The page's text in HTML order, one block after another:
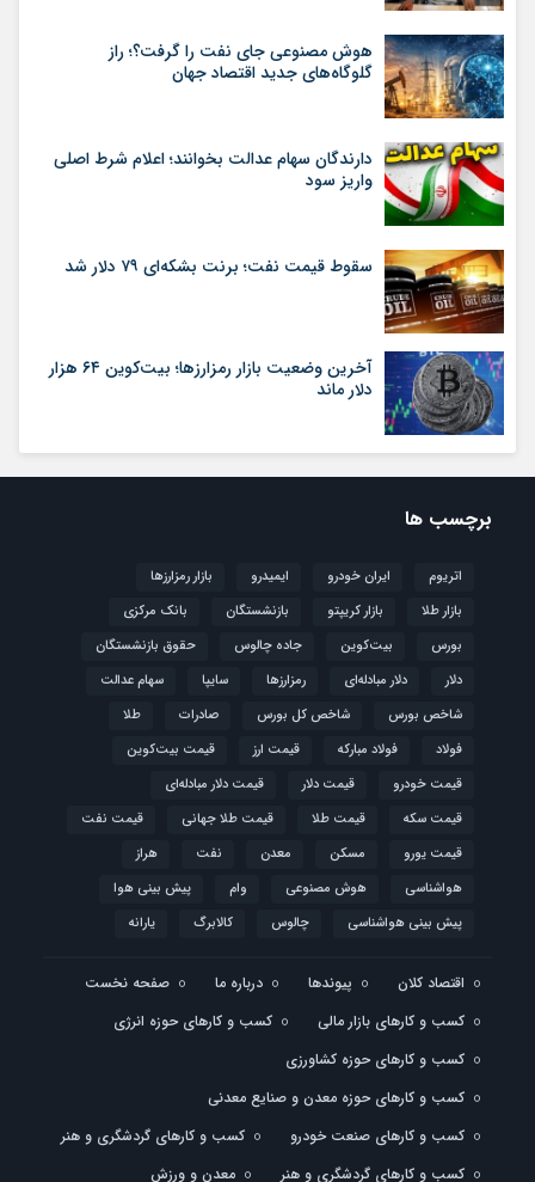
هوش مصنوعی جای نفت را گرفت؟؛ راز
گلوگاه‌های جدید اقتصاد جهان
دارندگان سهام عدالت بخوانند؛ اعلام شرط اصلی
واریز سود
سقوط قیمت نفت؛ برنت بشکه‌ای ۷۹ دلار شد
آخرین وضعیت بازار رمزارزها؛ بیت‌کوین ۶۴ هزار
دلار ماند
برچسب ها
اتریوم ایران خودرو ایمیدرو
بازار رمزارزها
بازار طلا
بازار کریپتو بازنشستگان
بانک مرکزی
بورس
بیت‌کوین جاده چالوس
حقوق بازنشستگان
دلار
دلار مبادله‌ای رمزارزها سایپا
سهام عدالت
شاخص بورس
شاخص کل بورس صادرات
طلا
فولاد
فولاد مبارکه قیمت ارز
قیمت بیت‌کوین
قیمت خودرو
قیمت دلار
قیمت دلار مبادله‌ای
قیمت سکه
قیمت طلا قیمت طلا جهانی
قیمت نفت
قیمت یورو
مسکن معدن نفت
هراز
هواشناسی
هوش مصنوعی وام
پیش بینی هوا
پیش بینی هواشناسی
چالوس کالابرگ یارانه
اقتصاد کلان پیوندها درباره ما
صفحه نخست
کسب و کارهای بازار مالی
کسب و کارهای حوزه انرژی
کسب و کارهای حوزه کشاورزی
کسب و کارهای حوزه معدن و صنایع معدنی
کسب و کارهای صنعت خودرو
کسب و کارهای گردشگری و هنر
کسب و کارهای گردشگری و هنر
معدن و ورزش